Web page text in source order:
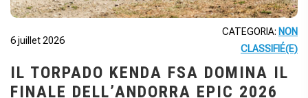
6 juillet 2026
CATEGORIA: NON
CLASSIFIÉ(E)
IL TORPADO KENDA FSA DOMINA IL
FINALE DELL’ANDORRA EPIC 2026